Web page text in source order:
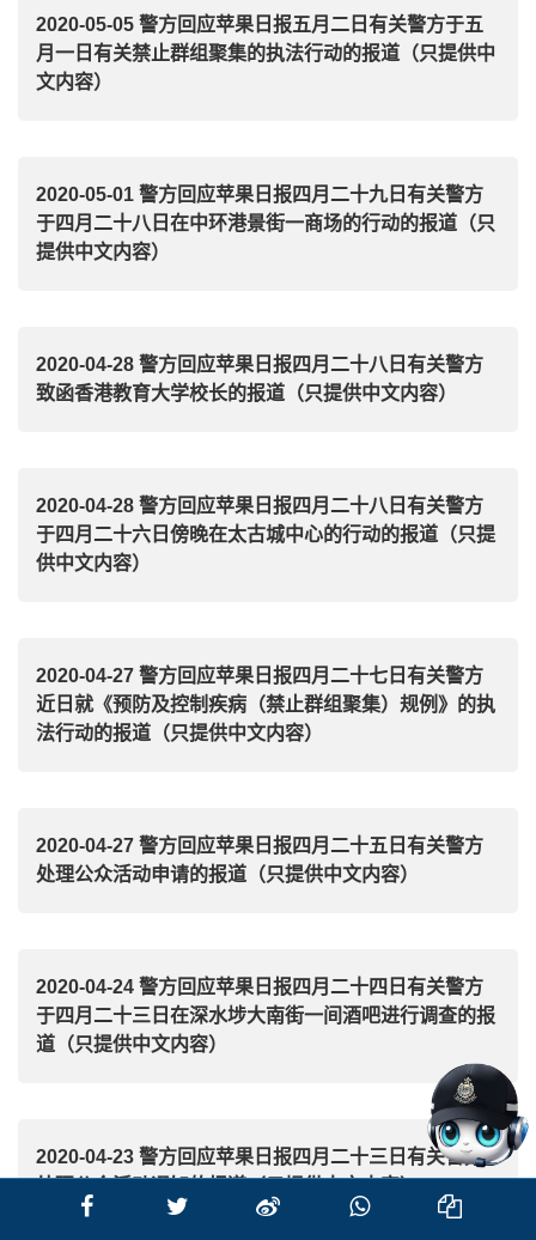
2020-05-05 警方回应苹果日报五月二日有关警方于五
月一日有关禁止群组聚集的执法行动的报道（只提供中
文内容）
2020-05-01 警方回应苹果日报四月二十九日有关警方
于四月二十八日在中环港景街一商场的行动的报道（只
提供中文内容）
2020-04-28 警方回应苹果日报四月二十八日有关警方
致函香港教育大学校长的报道（只提供中文内容）
2020-04-28 警方回应苹果日报四月二十八日有关警方
于四月二十六日傍晚在太古城中心的行动的报道（只提
供中文内容）
2020-04-27 警方回应苹果日报四月二十七日有关警方
近日就《预防及控制疾病（禁止群组聚集）规例》的执
法行动的报道（只提供中文内容）
2020-04-27 警方回应苹果日报四月二十五日有关警方
处理公众活动申请的报道（只提供中文内容）
2020-04-24 警方回应苹果日报四月二十四日有关警方
于四月二十三日在深水埗大南街一间酒吧进行调查的报
道（只提供中文内容）
2020-04-23 警方回应苹果日报四月二十三日有关警方
处理公众活动通知的报道（只提供中文内容）